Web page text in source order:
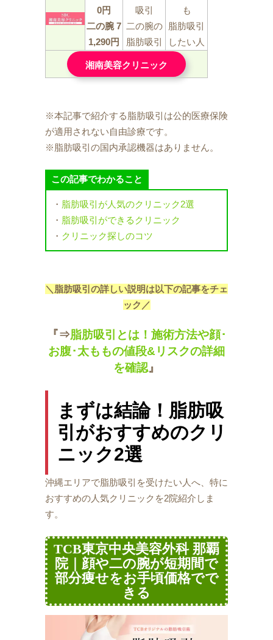
0円
二の腕 7
1,290円
吸引
二の腕の
脂肪吸引
も
脂肪吸引
したい人
湘南美容クリニック
※本記事で紹介する脂肪吸引は公的医療保険
が適用されない自由診療です。
※脂肪吸引の国内承認機器はありません。
この記事でわかること
・ 脂肪吸引が人気のクリニック2選
・ 脂肪吸引ができるクリニック
・ クリニック探しのコツ
＼脂肪吸引の詳しい説明は以下の記事をチェ
ック／
『⇒脂肪吸引とは！施術方法や顔･
お腹･太ももの値段&リスクの詳細
を確認』
まずは結論！脂肪吸
引がおすすめのクリ
ニック2選
沖縄エリアで脂肪吸引を受けたい人へ、特に
おすすめの人気クリニックを2院紹介しま
す。
TCB東京中央美容外科 那覇
院｜顔や二の腕が短期間で
部分痩せをお手頃価格でで
きる